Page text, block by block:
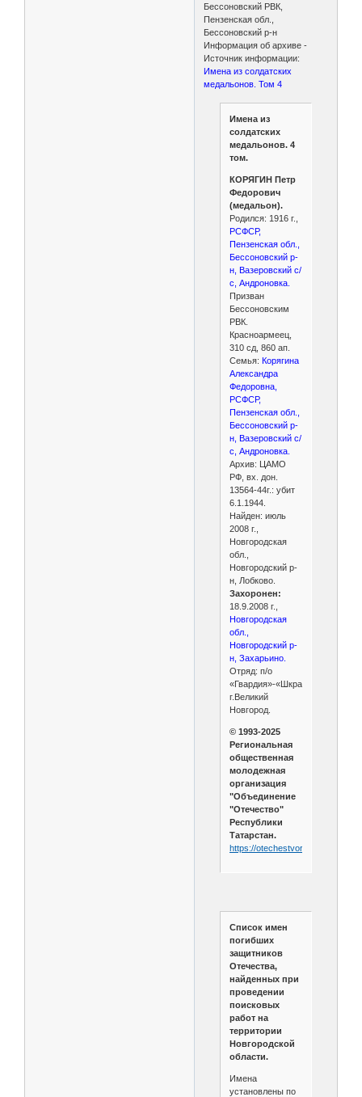
Бессоновский РВК,
Пензенская обл.,
Бессоновский р-н
Информация об архиве -
Источник информации:
Имена из солдатских
медальонов. Том 4
Имена из
солдатских
медальонов. 4
том.
КОРЯГИН Петр
Федорович
(медальон).
Родился: 1916 г.,
РСФСР,
Пензенская обл.,
Бессоновский р-
н, Вазеровский с/
с, Андроновка.
Призван
Бессоновским
РВК.
Красноармеец,
310 сд, 860 ап.
Семья: Корягина
Александра
Федоровна,
РСФСР,
Пензенская обл.,
Бессоновский р-
н, Вазеровский с/
с, Андроновка.
Архив: ЦАМО
РФ, вх. дон.
13564-44г.: убит
6.1.1944.
Найден: июль
2008 г.,
Новгородская
обл.,
Новгородский р-
н, Лобково.
Захоронен:
18.9.2008 г.,
Новгородская
обл.,
Новгородский р-
н, Захарьино.
Отряд: п/о
«Гвардия»-«Шкраб»,
г.Великий
Новгород.
© 1993-2025
Региональная
общественная
молодежная
организация
"Объединение
"Отечество"
Республики
Татарстан.
https://otechestvort.ru/izdat/
Список имен
погибших
защитников
Отечества,
найденных при
проведении
поисковых
работ на
территории
Новгородской
области.
Имена
установлены по